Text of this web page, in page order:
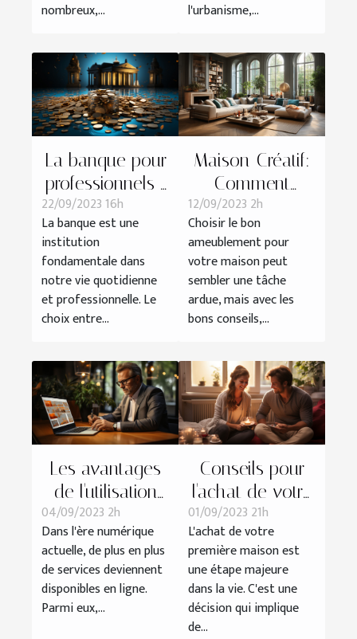
nombreux,...
l'urbanisme,...
La banque pour
professionnels :
avantages et
inconvénients
comparés à la
banque
traditionnelle
22/09/2023 16h
La banque est une
institution
fondamentale dans
notre vie quotidienne
et professionnelle. Le
choix entre...
Maison-Créatif:
Comment
choisir le bon
ameublement
pour votre
maison
12/09/2023 2h
Choisir le bon
ameublement pour
votre maison peut
sembler une tâche
ardue, mais avec les
bons conseils,...
Les avantages
de l'utilisation
d'une
plateforme en
ligne pour
obtenir un pré
état daté
04/09/2023 2h
Dans l'ère numérique
actuelle, de plus en plus
de services deviennent
disponibles en ligne.
Parmi eux,...
Conseils pour
l'achat de votre
première maison
avec Zan Bon
Immobilier
01/09/2023 21h
L'achat de votre
première maison est
une étape majeure
dans la vie. C'est une
décision qui implique
de...